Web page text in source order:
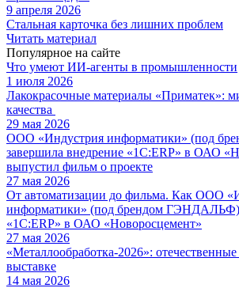
9 апреля 2026
Стальная карточка без лишних проблем
Читать материал
Популярное на сайте
Что умеют ИИ-агенты в промышленности
1 июля 2026
Лакокрасочные материалы «Приматек»:
качества
29 мая 2026
ООО «Индустрия информатики» (под
завершила внедрение «1С:ERP» в ОАО
выпустил фильм о проекте
27 мая 2026
От автоматизации до фильма. Как ООО
информатики» (под брендом ГЭНДАЛЬФ)
«1С:ERP» в ОАО «Новоросцемент»
27 мая 2026
«Металлообработка-2026»:
выставке
14 мая 2026